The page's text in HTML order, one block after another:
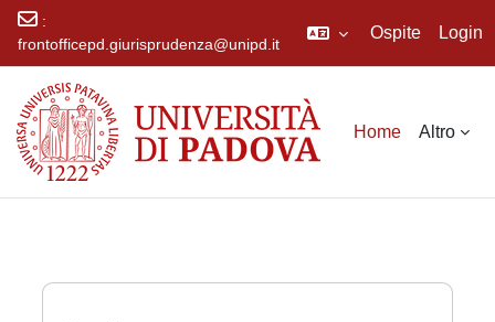
:
frontofficepd.giurisprudenza@unipd.it
Ospite Login
Home Altro